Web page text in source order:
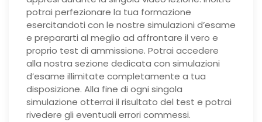
potrai perfezionare la tua formazione
esercitandoti con le nostre simulazioni d’esame
e prepararti al meglio ad affrontare il vero e
proprio test di ammissione. Potrai accedere
alla nostra sezione dedicata con simulazioni
d’esame illimitate completamente a tua
disposizione. Alla fine di ogni singola
simulazione otterrai il risultato del test e potrai
rivedere gli eventuali errori commessi.